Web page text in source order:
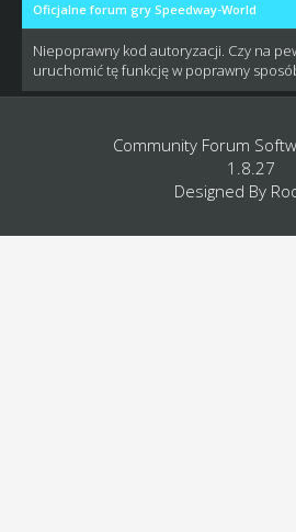
Oficjalne forum gry Speedway-World
Niepoprawny kod autoryzacji. Czy na
uruchomić tę funkcję w poprawny
Community Forum
1.8.27
Designed By